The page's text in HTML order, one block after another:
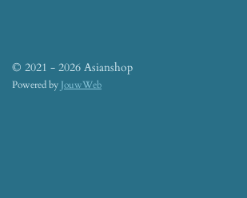
© 2021 - 2026 Asianshop
Powered by JouwWeb